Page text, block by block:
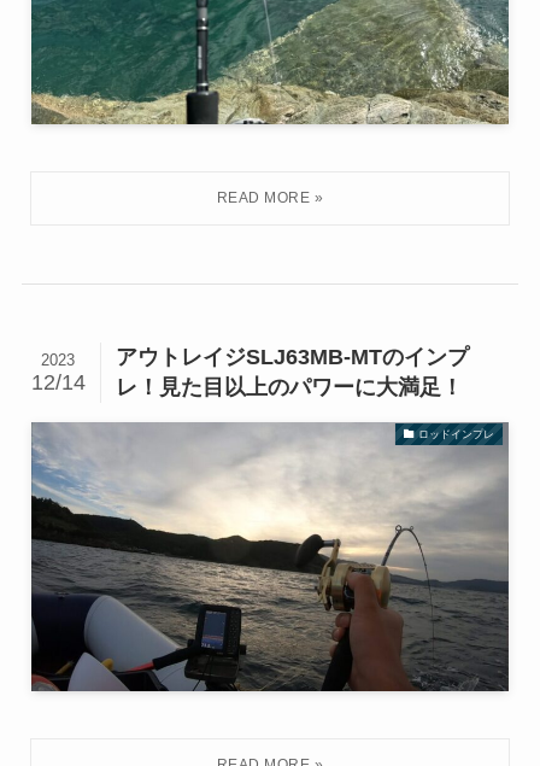
アウトレイジSLJ63MB-MTのインプ
レ！見た目以上のパワーに大満足！
2023
12/14
ロッドインプレ